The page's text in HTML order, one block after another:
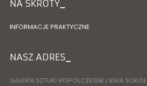
NA SKRÓTY
INFORMACJE PRAKTYCZNE
NASZ ADRES
GALERIA SZTUKI WSPÓŁCZESNEJ BWA SOKÓŁ